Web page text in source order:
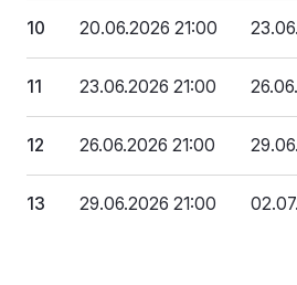
10 20.06.2026 21:00
11 23.06.2026 21:00
12 26.06.2026 21:00
13 29.06.2026 21:00